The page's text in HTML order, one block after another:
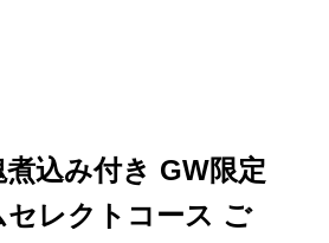
込み付き GW限定
セレクトコース ご